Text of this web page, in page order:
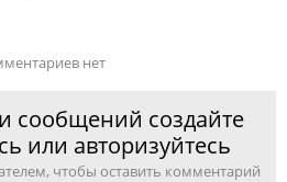
нет
сообщений создайте
или авторизуйтесь
чтобы оставить комментарий